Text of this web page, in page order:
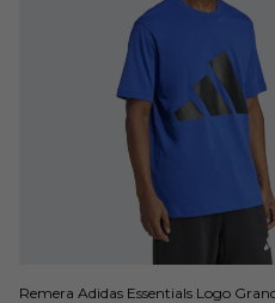
Remera Adidas Essentials Logo